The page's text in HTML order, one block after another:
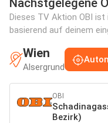
Dieses TV Aktion OBI ist
basierend auf deinem
Wien
Alsergrund
OBI
Bezirk)